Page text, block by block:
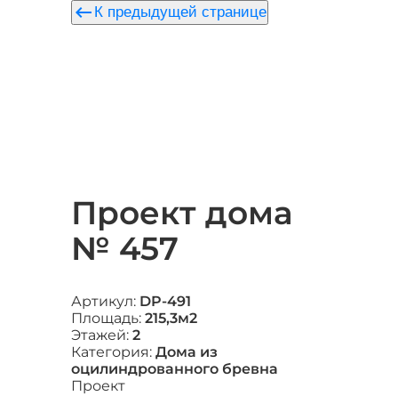
keyboard_backspace К предыдущей странице
Проект дома
№ 457
Артикул: DP-491
Площадь: 215,3м2
Этажей: 2
Категория: Дома из
оцилиндрованного бревна
Проект